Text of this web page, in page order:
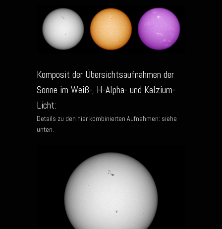
Komposit der Übersichtsaufnahmen der
Sonne im Weiß-, H-Alpha- und Kalzium-
Licht:
Details zu den hier kombinierten Aufnahmen: siehe
unten.